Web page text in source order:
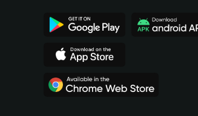
Español (Argentina)